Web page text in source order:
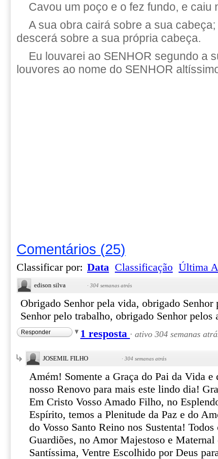
Cavou um poço e o fez fundo, e caiu
A sua obra cairá sobre a sua
descerá sobre a sua própria cabeça.
Eu louvarei ao SENHOR segundo a
louvores ao nome do SENHOR
Comentários (25)
Classificar por: Data Classificação Última
edison silva · 304 semanas atrás
Obrigado Senhor pela vida, obrigado
Senhor pelo trabalho, obrigado Senhor pelos
Responder 1 resposta · ativo 304 semanas
JOSEMIL FILHO · 304 semanas atrás
Amém! Somente a Graça do Pai da Vida e
nosso Renovo para mais este lindo dia!
Em Cristo Vosso Amado Filho, no
Espírito, temos a Plenitude da Paz e do
do Vosso Santo Reino nos Sustenta!
Guardiões, no Amor Majestoso e Maternal
Santíssima, Ventre Escolhido por Deus